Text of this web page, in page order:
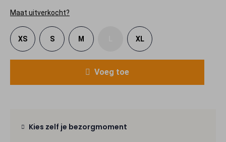
Maat uitverkocht?
XS S M XL
Voeg toe
Kies zelf je bezorgmoment